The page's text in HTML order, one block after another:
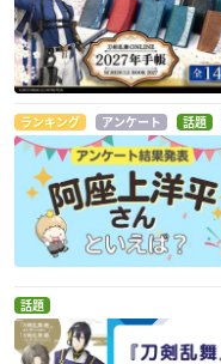
ランキング アンケート 話題
話題